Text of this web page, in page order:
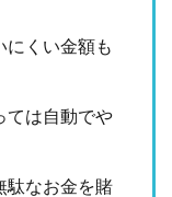
にくい金額も
ては自動でや
駄なお金を賭